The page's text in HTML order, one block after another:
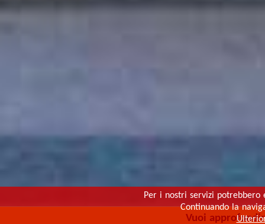
Per i nostri servizi potrebbero
Continuando la
Vuoi